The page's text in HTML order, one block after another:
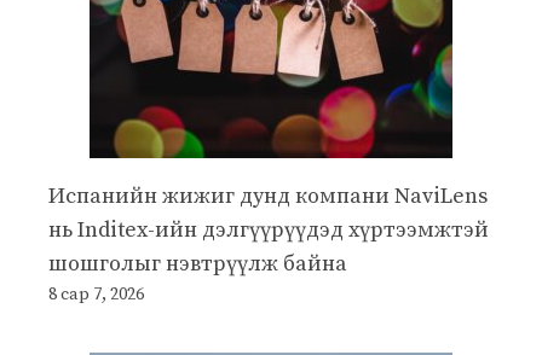
Испанийн жижиг дунд компани NaviLens
нь Inditex-ийн дэлгүүрүүдэд хүртээмжтэй
шошголыг нэвтрүүлж байна
8 сар 7, 2026